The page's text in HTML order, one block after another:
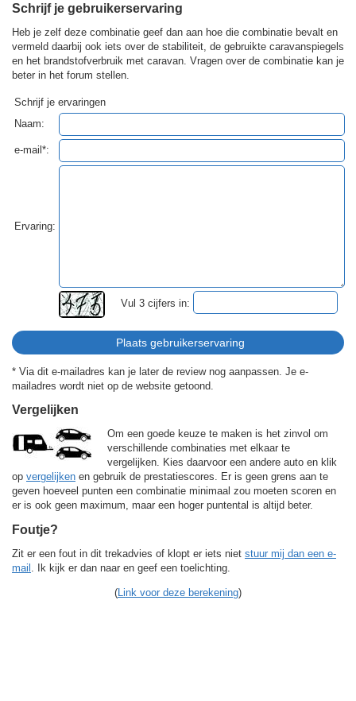
Schrijf je gebruikerservaring
Heb je zelf deze combinatie geef dan aan hoe die combinatie bevalt en
vermeld daarbij ook iets over de stabiliteit, de gebruikte caravanspiegels
en het brandstofverbruik met caravan. Vragen over de combinatie kan je
beter in het forum stellen.
Schrijf je ervaringen
Naam:
e-mail*:
Ervaring:
Vul 3 cijfers in:
* Via dit e-mailadres kan je later de review nog aanpassen. Je e-
mailadres wordt niet op de website getoond.
Vergelijken
Om een goede keuze te maken is het zinvol om
verschillende combinaties met elkaar te
vergelijken. Kies daarvoor een andere auto en klik
op vergelijken en gebruik de prestatiescores. Er is geen grens aan te
geven hoeveel punten een combinatie minimaal zou moeten scoren en
er is ook geen maximum, maar een hoger puntental is altijd beter.
Foutje?
Zit er een fout in dit trekadvies of klopt er iets niet stuur mij dan een e-
mail
. Ik kijk er dan naar en geef een toelichting.
( Link voor deze berekening)